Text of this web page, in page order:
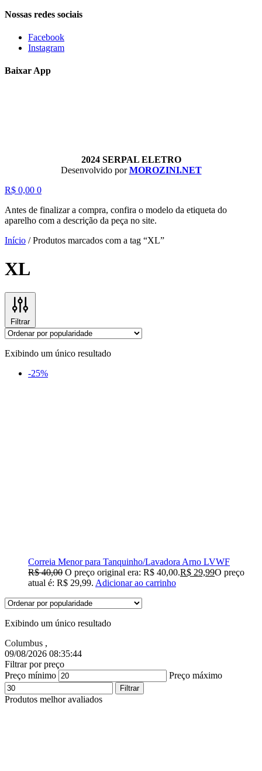
Nossas redes sociais
Facebook
Instagram
Baixar App
2024 SERPAL ELETRO
Desenvolvido porMOROZINI.NET
R$ 0,00 0
Antes de finalizar a compra, confira o modelo da etiqueta do
aparelho com a descrição da peça no site.
Início /Produtos marcados com a tag “XL”
XL
Filtrar
Exibindo um único resultado
-25%
Correia Menor para Tanquinho/Lavadora Arno LVWF
R$40,00 O preço original era: R$ 40,00.R$ 29,99O preço
atual é: R$ 29,99. Adicionar ao carrinho
Exibindo um único resultado
Columbus ,
09/08/2026 08:35:44
Filtrar por preço
Preço mínimo
Preço máximo
Filtrar
Produtos melhor avaliados